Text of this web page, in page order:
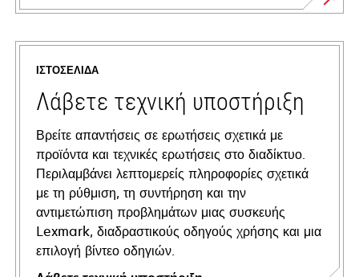
ΙΣΤΟΣΕΛΊΔΑ
Λάβετε τεχνική υποστήριξη
Βρείτε απαντήσεις σε ερωτήσεις σχετικά με
προϊόντα και τεχνικές ερωτήσεις στο διαδίκτυο.
Περιλαμβάνει λεπτομερείς πληροφορίες σχετικά
με τη ρύθμιση, τη συντήρηση και την
αντιμετώπιση προβλημάτων μιας συσκευής
Lexmark, διαδραστικούς οδηγούς χρήσης και μια
επιλογή βίντεο οδηγιών.